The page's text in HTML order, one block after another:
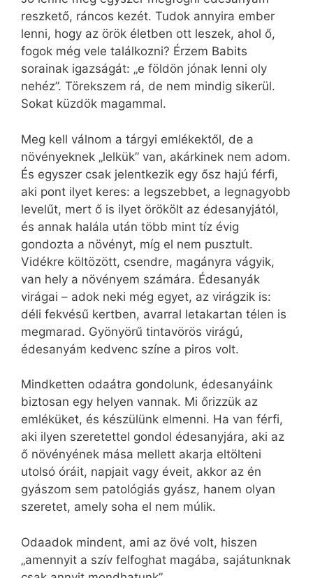
reszkető, ráncos kezét. Tudok annyira ember
lenni, hogy az örök életben ott leszek, ahol ő,
fogok még vele találkozni? Érzem Babits
sorainak igazságát: „e földön jónak lenni oly
nehéz”. Törekszem rá, de nem mindig sikerül.
Sokat küzdök magammal.
Meg kell válnom a tárgyi emlékektől, de a
növényeknek „lelkük” van, akárkinek nem adom.
És egyszer csak jelentkezik egy ősz hajú férfi,
aki pont ilyet keres: a legszebbet, a legnagyobb
levelűt, mert ő is ilyet örökölt az édesanyjától,
és annak halála után több mint tíz évig
gondozta a növényt, míg el nem pusztult.
Vidékre költözött, csendre, magányra vágyik,
van hely a növényem számára. Édesanyák
virágai – adok neki még egyet, az virágzik is:
déli fekvésű kertben, avarral letakartan télen is
megmarad. Gyönyörű tintavörös virágú,
édesanyám kedvenc színe a piros volt.
Mindketten odaátra gondolunk, édesanyáink
biztosan egy helyen vannak. Mi őrizzük az
emléküket, és készülünk elmenni. Ha van férfi,
aki ilyen szeretettel gondol édesanyjára, aki az
ő növényének mása mellett akarja eltölteni
utolsó óráit, napjait vagy éveit, akkor az én
gyászom sem patológiás gyász, hanem olyan
szeretet, amely soha el nem múlik.
Odaadok mindent, ami az övé volt, hiszen
„amennyit a szív felfoghat magába, sajátunknak